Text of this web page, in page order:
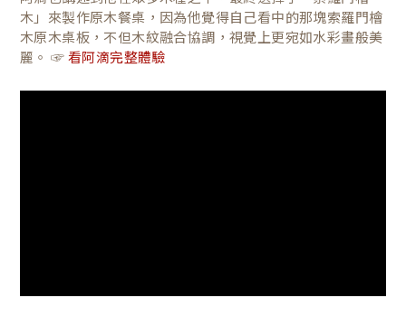
木」來製作原木餐桌，因為他覺得自己看中的那塊索羅門檜
木原木桌板，不但木紋融合協調，視覺上更宛如水彩畫般美
麗。 ☞ 看阿滴完整體驗